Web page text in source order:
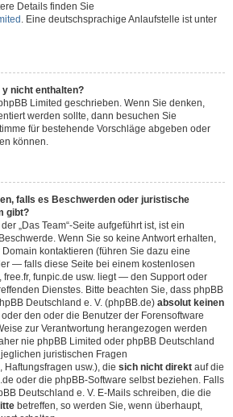
Details finden Sie
. Eine deutschsprachige Anlaufstelle ist unter
nicht enthalten?
Limited geschrieben. Wenn Sie denken,
werden sollte, dann besuchen Sie
für bestehende Vorschläge abgeben oder
können.
falls es Beschwerden oder juristische
gibt?
„Das Team“-Seite aufgeführt ist, ist ein
Wenn Sie so keine Antwort erhalten,
kontaktieren (führen Sie dazu eine
— falls diese Seite bei einem kostenlosen
free.fr, funpic.de usw. liegt — den Support oder
Dienstes. Bitte beachten Sie, dass phpBB
Deutschland e. V. (phpBB.de) absolut keinen
den oder die Benutzer der Forensoftware
zur Verantwortung herangezogen werden
nie phpBB Limited oder phpBB Deutschland
juristischen Fragen
usw.), die sich nicht direkt auf die
oder die phpBB-Software selbst beziehen. Falls
Deutschland e. V. E-Mails schreiben, die die
betreffen, so werden Sie, wenn überhaupt,